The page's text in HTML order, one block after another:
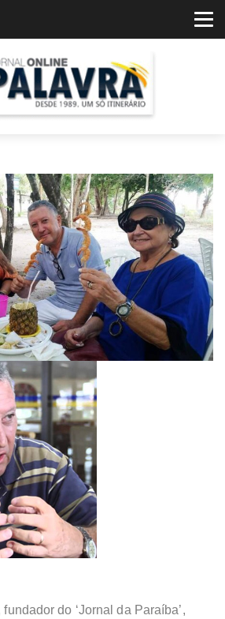
do ‘Jornal da Paraíba’,